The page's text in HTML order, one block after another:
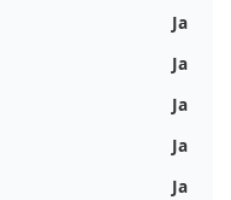
Ja
Ja
Ja
Ja
Ja